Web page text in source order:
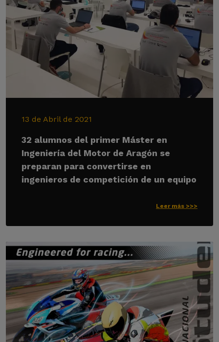
13 de Abril de 2021
32 alumnos del primer Máster en
Ingeniería del Motor de Aragón se
preparan para convertirse en
ingenieros de competición de un equipo
Leer más >>>